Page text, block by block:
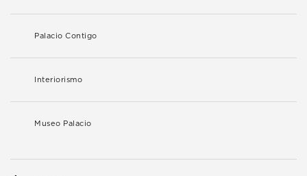
Palacio Contigo
Interiorismo
Museo Palacio